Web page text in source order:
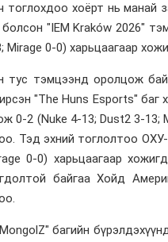
тоглохдоо хоёрт нь манай
"IEM Kraków 2026"
Mirage 0-0) харьцаагаар
тус тэмцээнд оролцож
"The Huns Esports" баг
0-2 (Nuke 4-13; Dust2 3-13;
Тэд эхний тоглолтоо
0-0) харьцаагаар
байгаа Хойд
багийн